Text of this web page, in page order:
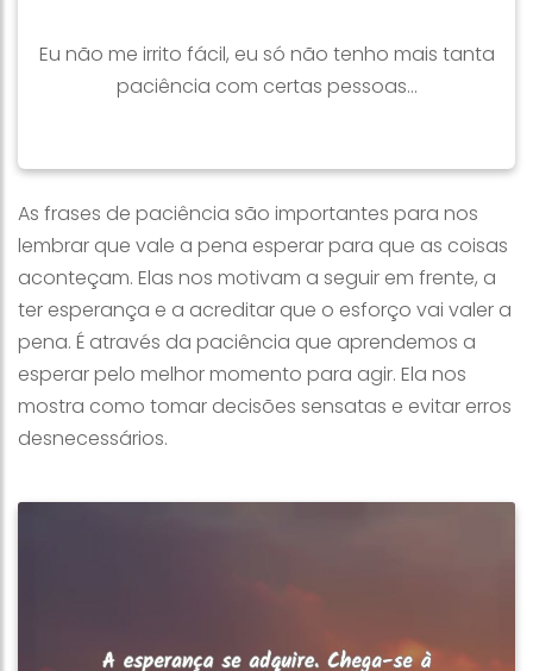
Eu não me irrito fácil, eu só não tenho mais tanta
paciência com certas pessoas...
As frases de paciência são importantes para nos
lembrar que vale a pena esperar para que as coisas
aconteçam. Elas nos motivam a seguir em frente, a
ter esperança e a acreditar que o esforço vai valer a
pena. É através da paciência que aprendemos a
esperar pelo melhor momento para agir. Ela nos
mostra como tomar decisões sensatas e evitar erros
desnecessários.